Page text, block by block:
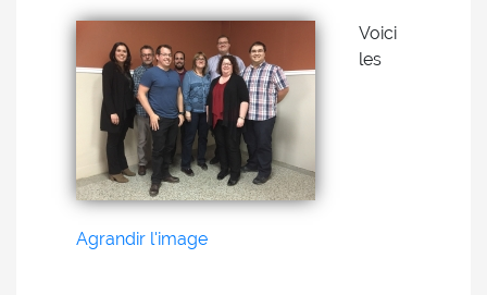
Agrandir l'image
Voici
les